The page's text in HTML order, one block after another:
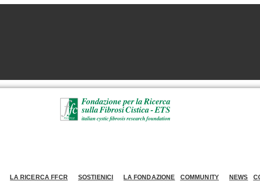
LA RICERCA FFCR SOSTIENICI LA FONDAZIONE COMMUNITY NEWS